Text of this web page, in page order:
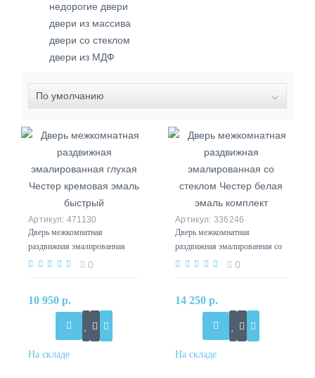
недорогие двери
двери из массива
двери со стеклом
двери из МДФ
471130
Дверь межкомнатная
раздвижная эмалированная
глухая Честер кремовая эмаль
0
10 950 р.
336246
Дверь межкомнатная
раздвижная эмалированная со
стеклом Честер белая эмаль
0
14 250 р.